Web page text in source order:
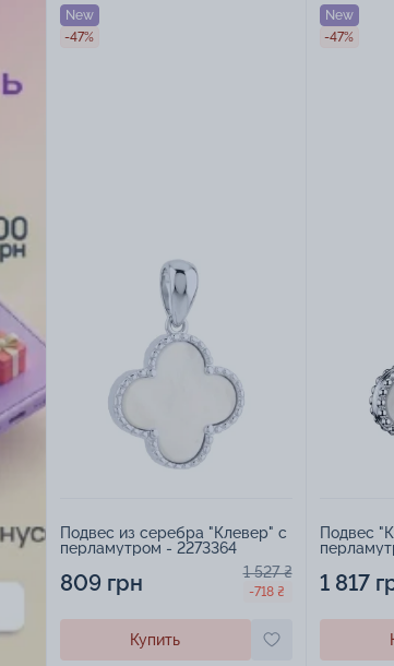
New
-47%
Подвес из серебра "Клевер" с
перламутром - 2273364
809 грн 1 527 ₴
-718 ₴
Купить
New
-47%
Подвес
1 817